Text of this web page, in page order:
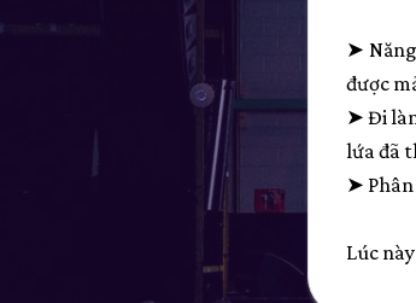
➤
được
➤ Đi
lứa đã
➤
Lúc